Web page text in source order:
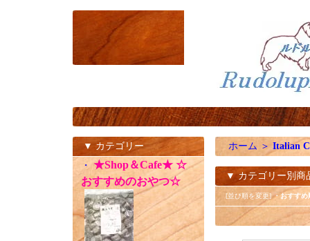
▼ カテゴリー
・ ★Shop＆Cafe★ ☆
おすすめのおやつ☆
ホーム ＞Italian
▼ カテゴリー別商
[並び順を変更]・おすすめ